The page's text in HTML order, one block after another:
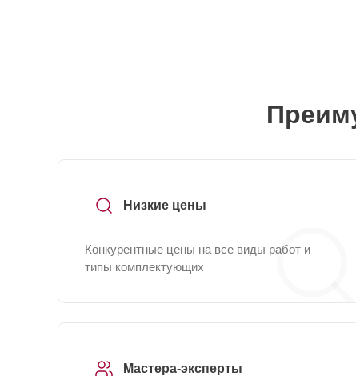
Низкие цены
Конкурентные цены на все виды работ и
типы комплектующих
Мастера-эксперты